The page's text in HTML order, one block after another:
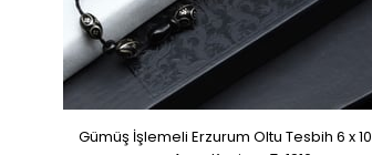
Gümüş İşlemeli Erzurum Oltu Tesbih 6 x 10